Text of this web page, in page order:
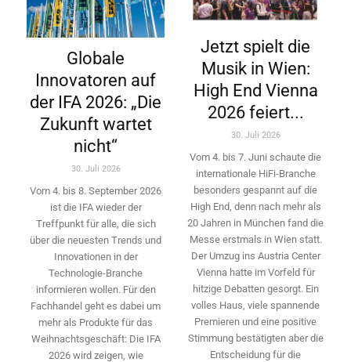
Globale
Innovatoren auf
der IFA 2026: „Die
Zukunft wartet
nicht“
30. Juli 2026
Vom 4. bis 8. September 2026
ist die IFA wieder der
Treffpunkt für alle, die sich
über die neuesten Trends und
Innovationen in der
Technologie-­Branche
informieren wollen. Für den
Fachhandel geht es dabei um
mehr als Produkte für das
Weihnachtsgeschäft: Die IFA
2026 wird ­zeigen, wie
Jetzt spielt die
Musik in Wien:
High End Vienna
2026 feiert...
30. Juli 2026
Vom 4. bis 7. Juni schaute die
internationale HiFi-Branche
besonders gespannt auf die
High End, denn nach mehr als
20 Jahren in München fand die
Messe erstmals in Wien statt.
Der Umzug ins Austria Center
Vienna hatte im Vorfeld für
hitzige Debatten gesorgt. Ein
volles Haus, viele spannende
Premieren und eine positive
Stimmung bestätigten aber die
Entscheidung für die